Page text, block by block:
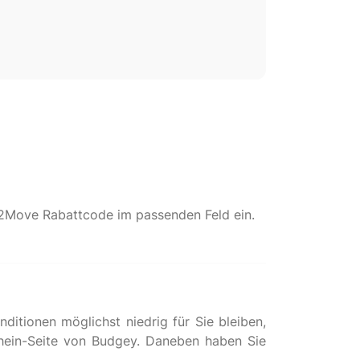
Rabattcode im passenden Feld ein.
möglichst niedrig für Sie bleiben,
Seite von Budgey. Daneben haben Sie